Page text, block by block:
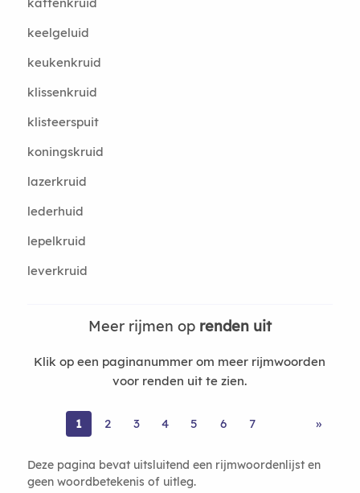
keelgeluid
keukenkruid
klissenkruid
klisteerspuit
koningskruid
lazerkruid
lederhuid
lepelkruid
leverkruid
Meer rijmen op renden uit
Klik op een paginanummer om meer rijmwoorden
voor renden uit te zien.
1 2 3 4 5 6 7 »
Deze pagina bevat uitsluitend een rijmwoordenlijst en
geen woordbetekenis of uitleg.